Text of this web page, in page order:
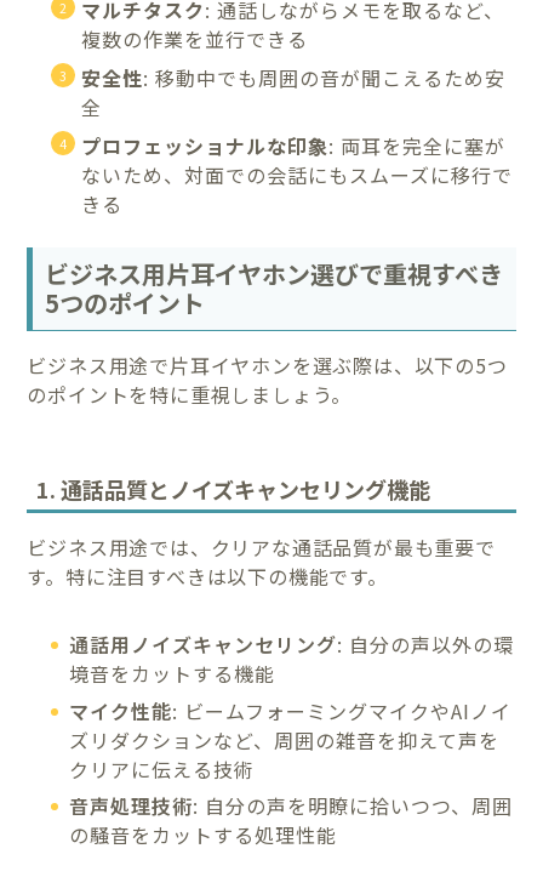
マルチタスク: 通話しながらメモを取るなど、
複数の作業を並行できる
安全性: 移動中でも周囲の音が聞こえるため安
全
プロフェッショナルな印象: 両耳を完全に塞が
ないため、対面での会話にもスムーズに移行で
きる
ビジネス用片耳イヤホン選びで重視すべき
5つのポイント
ビジネス用途で片耳イヤホンを選ぶ際は、以下の5つ
のポイントを特に重視しましょう。
1. 通話品質とノイズキャンセリング機能
ビジネス用途では、クリアな通話品質が最も重要で
す。特に注目すべきは以下の機能です。
通話用ノイズキャンセリング: 自分の声以外の環
境音をカットする機能
マイク性能: ビームフォーミングマイクやAIノイ
ズリダクションなど、周囲の雑音を抑えて声を
クリアに伝える技術
音声処理技術: 自分の声を明瞭に拾いつつ、周囲
の騒音をカットする処理性能